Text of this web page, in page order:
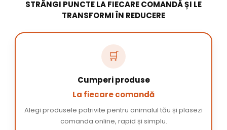
STRÂNGI PUNCTE LA FIECARE COMANDĂ ȘI LE
TRANSFORMI ÎN REDUCERE
🛒
Cumperi produse
La fiecare comandă
Alegi produsele potrivite pentru animalul tău și plasezi
comanda online, rapid și simplu.